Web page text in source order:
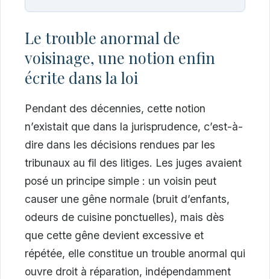
Le trouble anormal de
voisinage, une notion enfin
écrite dans la loi
Pendant des décennies, cette notion
n’existait que dans la jurisprudence, c’est-à-
dire dans les décisions rendues par les
tribunaux au fil des litiges. Les juges avaient
posé un principe simple : un voisin peut
causer une gêne normale (bruit d’enfants,
odeurs de cuisine ponctuelles), mais dès
que cette gêne devient excessive et
répétée, elle constitue un trouble anormal qui
ouvre droit à réparation, indépendamment